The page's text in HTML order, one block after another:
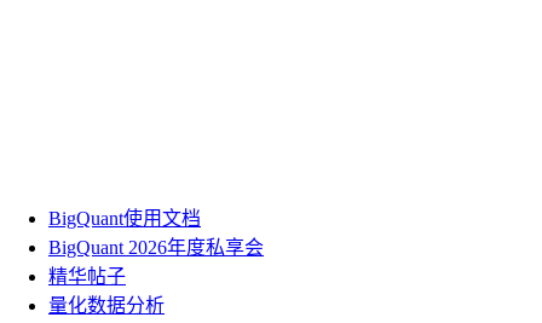
BigQuant使用文档
BigQuant 2026年度私享会
精华帖子
量化数据分析